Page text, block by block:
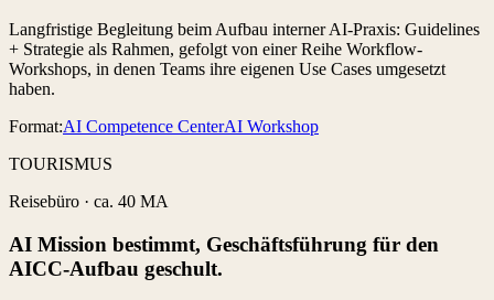
Langfristige Begleitung beim Aufbau interner AI-Praxis: Guidelines
+ Strategie als Rahmen, gefolgt von einer Reihe Workflow-
Workshops, in denen Teams ihre eigenen Use Cases umgesetzt
haben.
Format:AI Competence CenterAI Workshop
TOURISMUS
Reisebüro · ca. 40 MA
AI Mission bestimmt, Geschäftsführung für den
AICC-Aufbau geschult.